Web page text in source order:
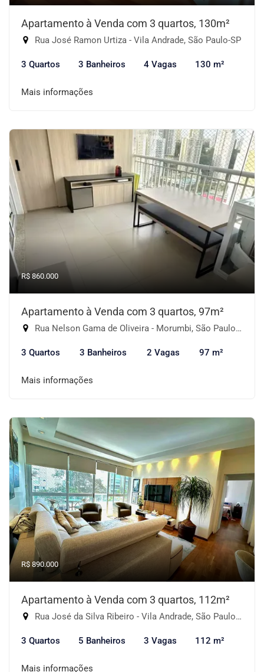
Apartamento à Venda com 3 quartos, 130m²
Rua José Ramon Urtiza - Vila Andrade, São Paulo-SP
3 Quartos 3 Banheiros 4 Vagas 130 m²
Mais informações
R$ 860.000
Apartamento à Venda com 3 quartos, 97m²
Rua Nelson Gama de Oliveira - Morumbi, São Paulo-SP
3 Quartos 3 Banheiros 2 Vagas 97 m²
Mais informações
R$ 890.000
Apartamento à Venda com 3 quartos, 112m²
Rua José da Silva Ribeiro - Vila Andrade, São Paulo-SP
3 Quartos 5 Banheiros 3 Vagas 112 m²
Mais informações